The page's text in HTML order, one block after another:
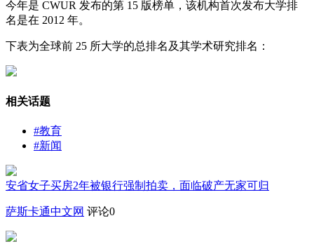
今年是 CWUR 发布的第 15 版榜单，该机构首次发布大学排
名是在 2012 年。
下表为全球前 25 所大学的总排名及其学术研究排名：
相关话题
#教育
#新闻
安省女子买房2年被银行强制拍卖，面临破产无家可归
萨斯卡通中文网 评论0